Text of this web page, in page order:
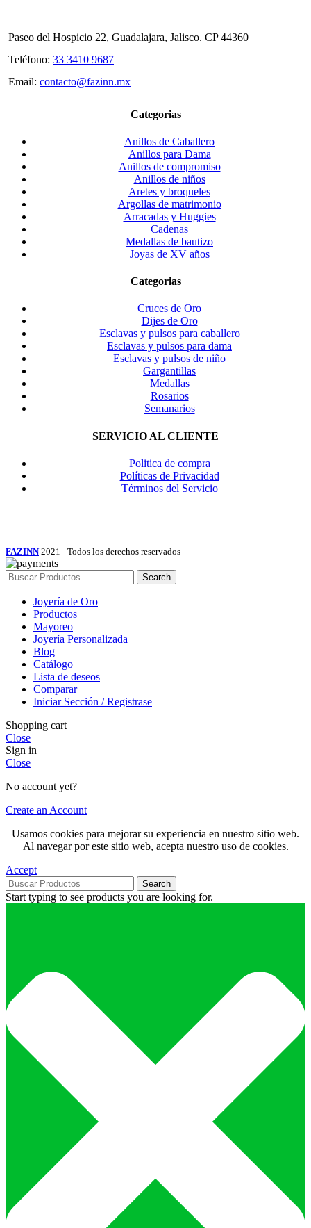
Paseo del Hospicio 22, Guadalajara, Jalisco. CP 44360
Teléfono: 33 3410 9687
Email: contacto@fazinn.mx
Categorias
Anillos de Caballero
Anillos para Dama
Anillos de compromiso
Anillos de niños
Aretes y broqueles
Argollas de matrimonio
Arracadas y Huggies
Cadenas
Medallas de bautizo
Joyas de XV años
Categorias
Cruces de Oro
Dijes de Oro
Esclavas y pulsos para caballero
Esclavas y pulsos para dama
Esclavas y pulsos de niño
Gargantillas
Medallas
Rosarios
Semanarios
SERVICIO AL CLIENTE
Politica de compra
Políticas de Privacidad
Términos del Servicio
FAZINN 2021 - Todos los derechos reservados
Search
Joyería de Oro
Productos
Mayoreo
Joyería Personalizada
Blog
Catálogo
Lista de deseos
Comparar
Iniciar Sección / Registrase
Shopping cart
Close
Sign in
Close
No account yet?
Create an Account
Usamos cookies para mejorar su experiencia en nuestro sitio web.
Al navegar por este sitio web, acepta nuestro uso de cookies.
Accept
Search
Start typing to see products you are looking for.